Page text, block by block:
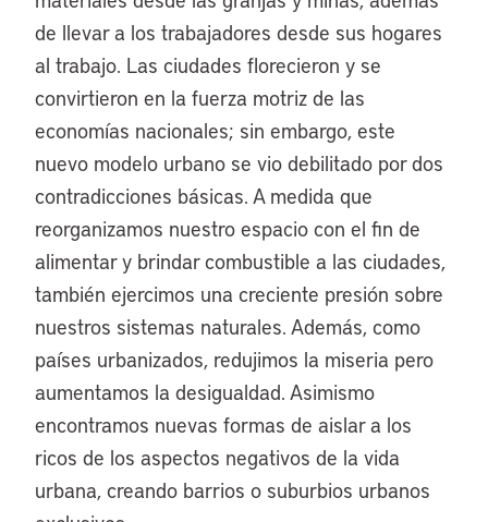
de llevar a los trabajadores desde sus hogares
al trabajo. Las ciudades florecieron y se
convirtieron en la fuerza motriz de las
economías nacionales; sin embargo, este
nuevo modelo urbano se vio debilitado por dos
contradicciones básicas. A medida que
reorganizamos nuestro espacio con el fin de
alimentar y brindar combustible a las ciudades,
también ejercimos una creciente presión sobre
nuestros sistemas naturales. Además, como
países urbanizados, redujimos la miseria pero
aumentamos la desigualdad. Asimismo
encontramos nuevas formas de aislar a los
ricos de los aspectos negativos de la vida
urbana, creando barrios o suburbios urbanos